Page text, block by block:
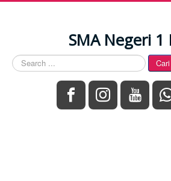
SMA Negeri 1
Search
...
Cari